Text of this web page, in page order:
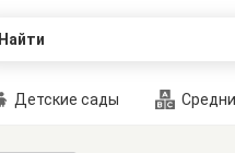
Найти
Детские сады